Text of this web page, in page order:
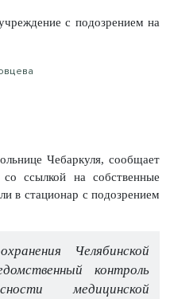
с подозрением на
Чебаркуля, сообщает
ссылкой на собственные
в стационар с подозрением
Челябинской
контроль
медицинской